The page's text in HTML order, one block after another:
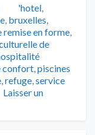
Tags
'hotel,
, bruxelles,
remise en forme,
de
confort,piscines
,refuge,service
Laisser un